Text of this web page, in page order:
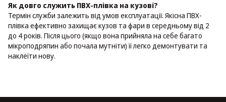
Як довго служить ПВХ-плівка на кузові?
Термін служби залежить від умов експлуатації. Якісна ПВХ-
плівка ефективно захищає кузов та фари в середньому від 2
до 4 років. Після цього (якщо вона прийняла на себе багато
мікроподряпин або почала мутніти) її легко демонтувати та
наклеїти нову.